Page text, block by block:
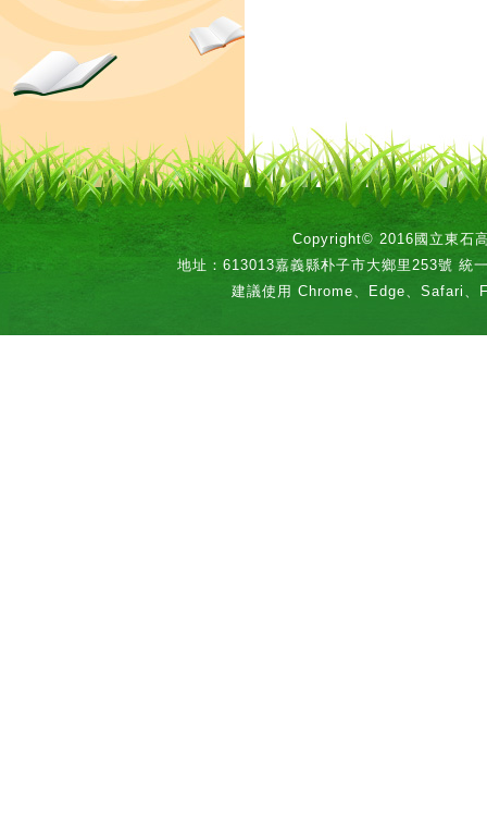
Copyright© 2016國立東石
地址：613013嘉義縣朴子市大鄉里253號 統
建議使用 Chrome、Edge、Safari